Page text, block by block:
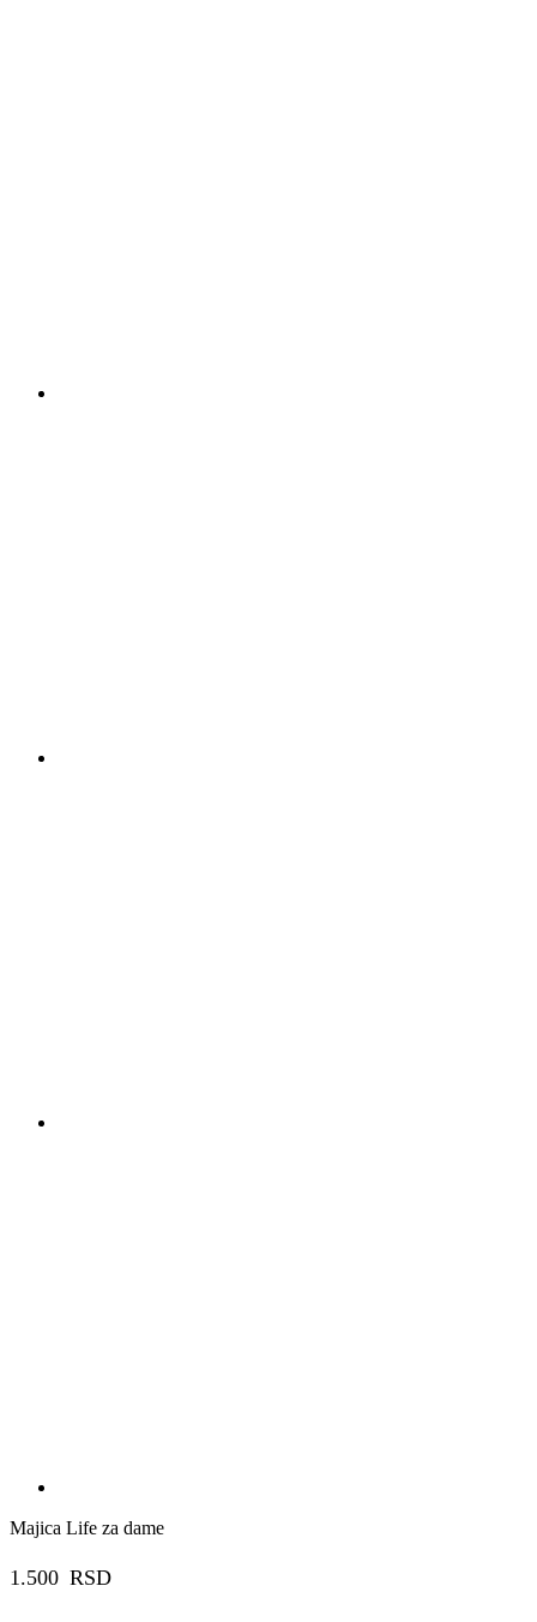
Majica Life za dame
1.500 RSD